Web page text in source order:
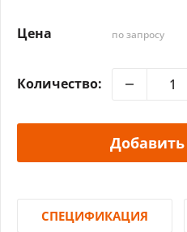
Цена по запросу
Количество:
Добавить
СПЕЦИФИКАЦИЯ